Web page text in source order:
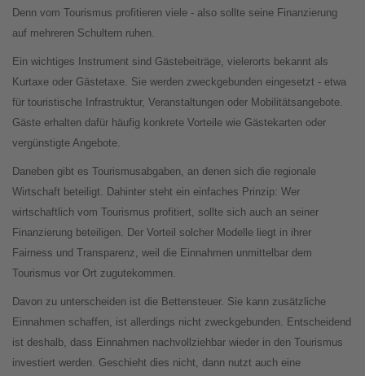
Denn vom Tourismus profitieren viele - also sollte seine Finanzierung
auf mehreren Schultern ruhen.
Ein wichtiges Instrument sind Gästebeiträge, vielerorts bekannt als
Kurtaxe oder Gästetaxe. Sie werden zweckgebunden eingesetzt - etwa
für touristische Infrastruktur, Veranstaltungen oder Mobilitätsangebote.
Gäste erhalten dafür häufig konkrete Vorteile wie Gästekarten oder
vergünstigte Angebote.
Daneben gibt es Tourismusabgaben, an denen sich die regionale
Wirtschaft beteiligt. Dahinter steht ein einfaches Prinzip: Wer
wirtschaftlich vom Tourismus profitiert, sollte sich auch an seiner
Finanzierung beteiligen. Der Vorteil solcher Modelle liegt in ihrer
Fairness und Transparenz, weil die Einnahmen unmittelbar dem
Tourismus vor Ort zugutekommen.
Davon zu unterscheiden ist die Bettensteuer. Sie kann zusätzliche
Einnahmen schaffen, ist allerdings nicht zweckgebunden. Entscheidend
ist deshalb, dass Einnahmen nachvollziehbar wieder in den Tourismus
investiert werden. Geschieht dies nicht, dann nutzt auch eine